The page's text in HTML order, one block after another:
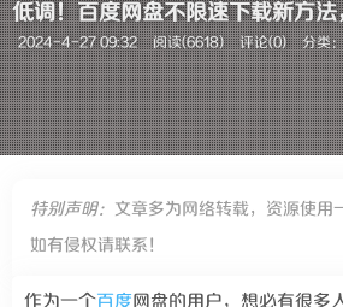
低调！百度网盘不限速下载新方
2024-4-27 09:32 阅读(6618) 评论(0) 分类
特别声明： 文章多为网络转载，资源使用
如有侵权请联系！
作为一个百度网盘的用户，想必有很多